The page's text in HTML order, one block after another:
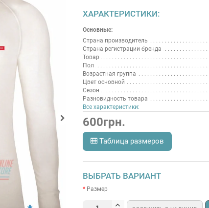
ХАРАКТЕРИСТИКИ:
Основные:
Страна производитель
Страна регистрации бренда
Товар
Пол
Возрастная группа
Цвет основной
Сезон
Разновидность товара
Все характеристики:
600грн.
Таблица размеров
ВЫБРАТЬ ВАРИАНТ
Размер